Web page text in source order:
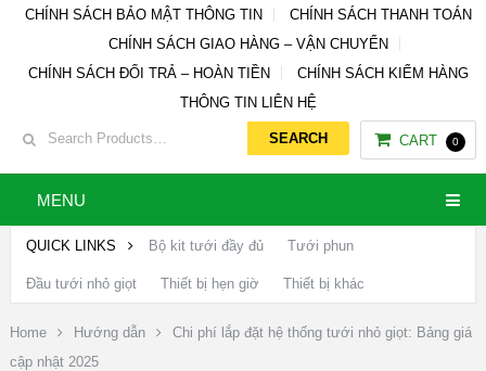
CHÍNH SÁCH BẢO MẬT THÔNG TIN
CHÍNH SÁCH THANH TOÁN
CHÍNH SÁCH GIAO HÀNG – VẬN CHUYỂN
CHÍNH SÁCH ĐỔI TRẢ – HOÀN TIỀN
CHÍNH SÁCH KIỂM HÀNG
THÔNG TIN LIÊN HỆ
CART 0
MENU
QUICK LINKS Bộ kit tưới đầy đủ Tưới phun
Đầu tưới nhỏ giọt Thiết bị hẹn giờ Thiết bị khác
Home Hướng dẫn
Chi phí lắp đặt hệ thống tưới nhỏ giọt: Bảng giá
cập nhật 2025